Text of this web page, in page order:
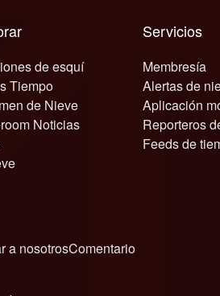
de esquí
Tiempo
de Nieve
Noticias
Servicios
Membresía
Alertas de
Aplicación
Reporteros
Feeds de
a nosotrosComentario